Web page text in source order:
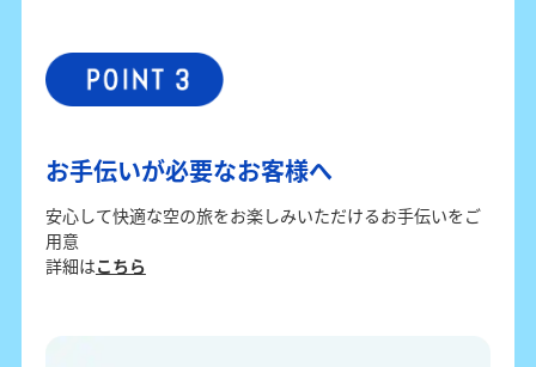
お手伝いが必要なお客様へ
安心して快適な空の旅をお楽しみいただけるお手伝いをご
用意
詳細はこちら